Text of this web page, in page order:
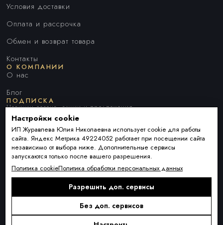
Условия доставки
Оплата и рассрочка
Обмен и возврат товара
Контакты
О КОМПАНИИ
О нас
Блог
ПОДПИСКА
Новинки сезона, акции и предложения
Я ДАЮ СОГЛАСИЕ НА ОБРАБОТКУ ПЕРСОНАЛЬНЫХ ДАННЫХ И
СОГЛАШАЮСЬ СПОЛИТИКОЙ ОБРАБОТКИ ПЕРСОНАЛЬНЫХ
ДАННЫХ
Подписаться
Настройки cookie
ИП Журавлева Юлия Николаевна использует cookie для работы
сайта. Яндекс Метрика 49224052 работает при посещении сайта
независимо от выбора ниже. Дополнительные сервисы
запускаются только после вашего разрешения.
Политика cookieПолитика обработки персональных данных
Разрешить доп. сервисы
Без доп. сервисов